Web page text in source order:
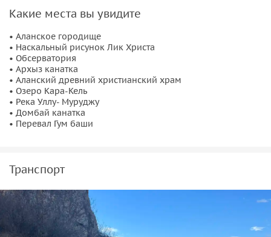
Какие места вы увидите
• Аланское городище
• Наскальный рисунок Лик Христа
• Обсерватория
• Архыз канатка
• Аланский древний христианский храм
• Озеро Кара-Кель
• Река Уллу- Муруджу
• Домбай канатка
• Перевал Гум баши
Транспорт